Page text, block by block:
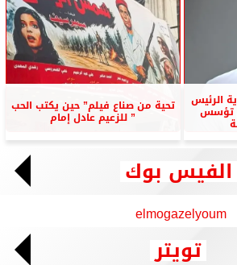
الرئيس
تؤسس تحية من صناع فيلم” حين يكتب الحب
” للزعيم عادل إمام
الفيس بوك
elmogazelyoum
تويتر